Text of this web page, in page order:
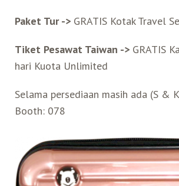
Belanja
Pasar Malam
Paket Tur ->GRATIS Kotak Travel
Tiket Pesawat Taiwan ->GRATIS
hari Kuota Unlimited
Selama persediaan masih ada (S &
Booth: 078